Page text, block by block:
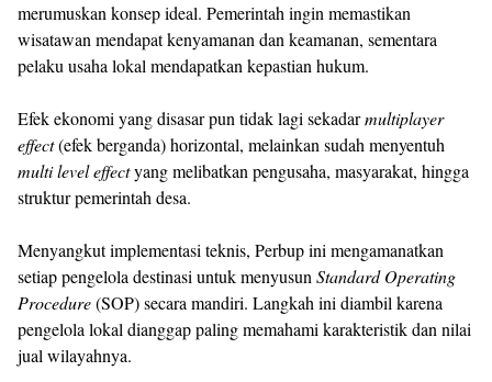
merumuskan konsep ideal. Pemerintah ingin memastikan
wisatawan mendapat kenyamanan dan keamanan, sementara
pelaku usaha lokal mendapatkan kepastian hukum.
Efek ekonomi yang disasar pun tidak lagi sekadarmultiplayer
effect(efek berganda) horizontal, melainkan sudah menyentuh
multi level effectyang melibatkan pengusaha, masyarakat, hingga
struktur pemerintah desa.
Menyangkut implementasi teknis, Perbup ini mengamanatkan
setiap pengelola destinasi untuk menyusun Standard Operating
Procedure(SOP) secara mandiri. Langkah ini diambil karena
pengelola lokal dianggap paling memahami karakteristik dan nilai
jual wilayahnya.